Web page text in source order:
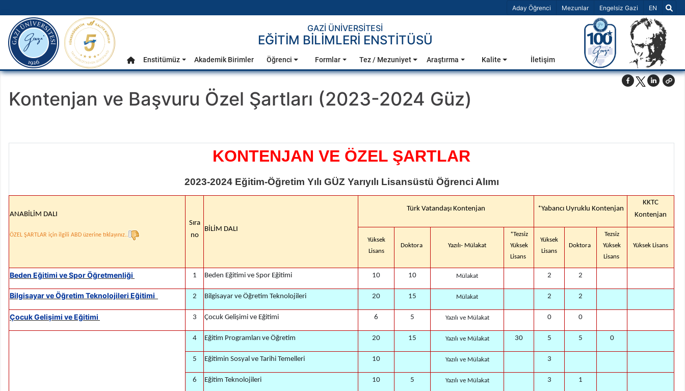
Aday Öğrenci Mezunlar Engelsiz Gazi Dil Seçiniz
EN
Ana Menü
gazi.edu.tr
GAZİ ÜNİVERSİTESİ
EĞİTİM BİLİMLERİ ENSTİTÜSÜ
Anasayfa
Enstitümüz Akademik Birimler Öğrenci Formlar Tez / Mezuniyet Araştırma Kalite İletişim
Kontenjan ve Başvuru Özel Şartları (2023-2024 Güz)
KONTENJAN VE ÖZEL ŞARTLAR
2023-2024 Eğitim-Öğretim Yılı GÜZ Yarıyılı Lisansüstü Öğrenci Alımı
ANABİLİM DALI
ÖZEL ŞARTLAR için ilgili ABD üzerine tıklayınız..
Sıra
no
BİLİM DALI
Türk Vatandaşı Kontenjan *Yabancı Uyruklu Kontenjan
KKTC
Kontenjan
Yüksek
Lisans
Doktora Yazılı- Mülakat
*Tezsiz
Yüksek
Lisans
Yüksek
Lisans
Doktora
Tezsiz
Yüksek
Lisans
Yüksek Lisans
Beden Eğitimi ve Spor Öğretmenliği 1 Beden Eğitimi ve Spor Eğitimi 10 10 Mülakat 2 2
Bilgisayar ve Öğretim Teknolojileri Eğitimi 2 Bilgisayar ve Öğretim Teknolojileri 20 15 Mülakat 2 2
Çocuk Gelişimi ve Eğitimi 3 Çocuk Gelişimi ve Eğitimi 6 5 Yazılı ve Mülakat 0 0
4 Eğitim Programları ve Öğretim 20 15 Yazılı ve Mülakat 30 5 5 0
5 Eğitimin Sosyal ve Tarihi Temelleri 10 Yazılı ve Mülakat 3
6 Eğitim Teknolojileri 10 5 Yazılı ve Mülakat 3 1